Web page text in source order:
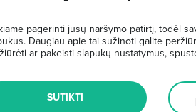
pagerinti jūsų naršymo patirtį, todėl
Daugiau apie tai sužinoti galite
ar pakeisti slapukų nustatymus,
SUTIKTI